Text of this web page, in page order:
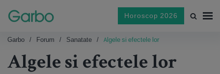
Horoscop 2026
Garbo Forum Sanatate Algele si efectele lor
Algele si efectele lor